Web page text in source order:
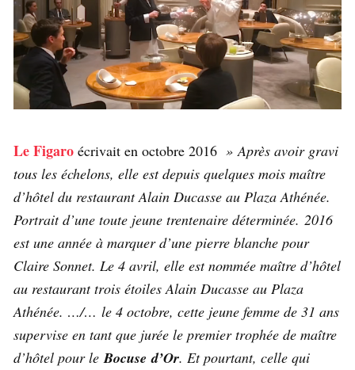
Le Figaro écrivait en octobre 2016 » Après avoir gravi
tous les échelons, elle est depuis quelques mois maître
d’hôtel du restaurant Alain Ducasse au Plaza Athénée.
Portrait d’une toute jeune trentenaire déterminée. 2016
est une année à marquer d’une pierre blanche pour
Claire Sonnet. Le 4 avril, elle est nommée maître d’hôtel
au restaurant trois étoiles Alain Ducasse au Plaza
Athénée. …/… le 4 octobre, cette jeune femme de 31 ans
supervise en tant que jurée le premier trophée de maître
d’hôtel pour le Bocuse d’Or. Et pourtant, celle qui